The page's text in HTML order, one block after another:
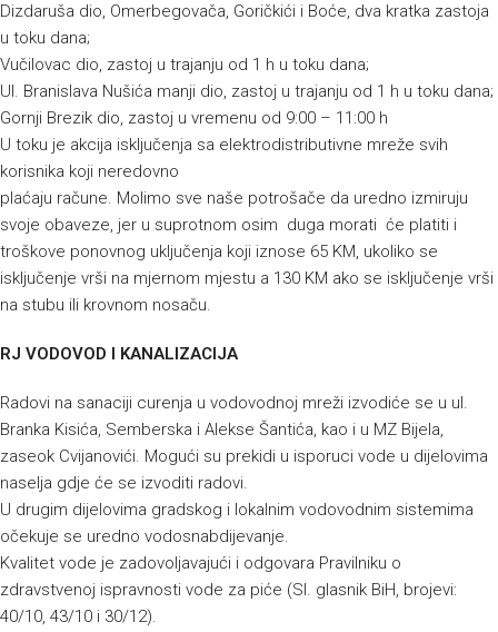
Dizdaruša dio, Omerbegovača, Goričkići i Boće, dva kratka zastoja
u toku dana;
Vučilovac dio, zastoj u trajanju od 1 h u toku dana;
Ul. Branislava Nušića manji dio, zastoj u trajanju od 1 h u toku dana;
Gornji Brezik dio, zastoj u vremenu od 9:00 – 11:00 h
U toku je akcija isključenja sa elektrodistributivne mreže svih
korisnika koji neredovno
plaćaju račune. Molimo sve naše potrošače da uredno izmiruju
svoje obaveze, jer u suprotnom osim duga morati će platiti i
troškove ponovnog uključenja koji iznose 65 KM, ukoliko se
isključenje vrši na mjernom mjestu a 130 KM ako se isključenje vrši
na stubu ili krovnom nosaču.
RJ VODOVOD I KANALIZACIJA
Radovi na sanaciji curenja u vodovodnoj mreži izvodiće se u ul.
Branka Kisića, Semberska i Alekse Šantića, kao i u MZ Bijela,
zaseok Cvijanovići. Mogući su prekidi u isporuci vode u dijelovima
naselja gdje će se izvoditi radovi.
U drugim dijelovima gradskog i lokalnim vodovodnim sistemima
očekuje se uredno vodosnabdijevanje.
Kvalitet vode je zadovoljavajući i odgovara Pravilniku o
zdravstvenoj ispravnosti vode za piće (Sl. glasnik BiH, brojevi:
40/10, 43/10 i 30/12).